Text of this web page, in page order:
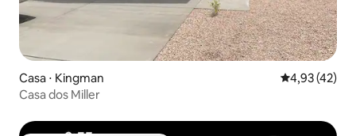
Casa ⋅ Kingman 4,93 de uma
4,93 (42)
Casa dos Miller